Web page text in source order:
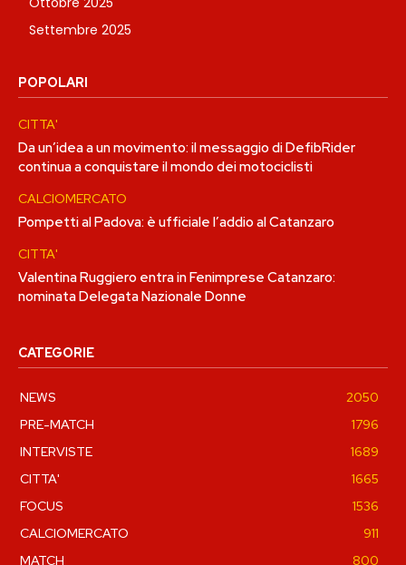
Settembre 2025
POPOLARI
CITTA'
Da un’idea a un movimento: il messaggio di DefibRider
continua a conquistare il mondo dei motociclisti
CALCIOMERCATO
Pompetti al Padova: è ufficiale l’addio al Catanzaro
CITTA'
Valentina Ruggiero entra in Fenimprese Catanzaro:
nominata Delegata Nazionale Donne
CATEGORIE
NEWS
2050
PRE-MATCH
1796
INTERVISTE
1689
CITTA'
1665
FOCUS
1536
CALCIOMERCATO
911
MATCH
800